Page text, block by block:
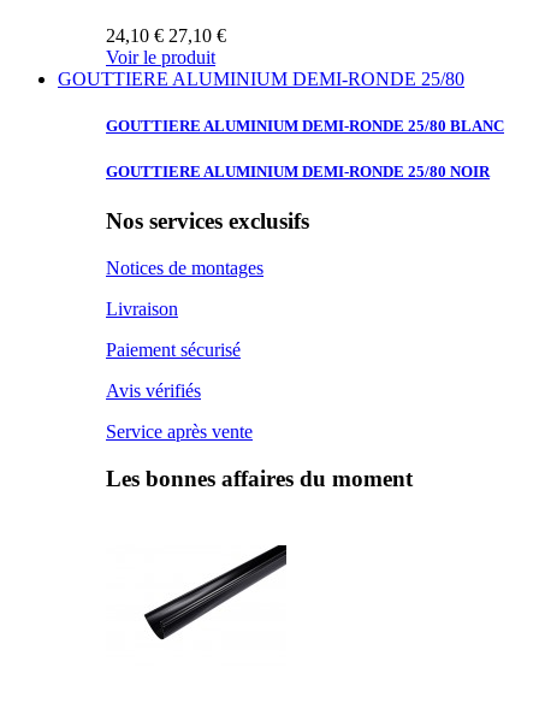
24,10 € 27,10 €
Voir le produit
GOUTTIERE ALUMINIUM DEMI-RONDE 25/80
GOUTTIERE ALUMINIUM DEMI-RONDE 25/80 BLANC
GOUTTIERE ALUMINIUM DEMI-RONDE 25/80 NOIR
Nos services exclusifs
Notices de montages
Livraison
Paiement sécurisé
Avis vérifiés
Service après vente
Les bonnes affaires du moment